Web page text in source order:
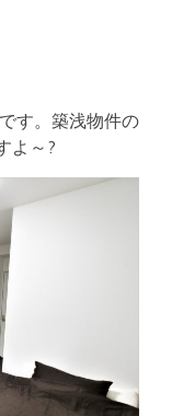
す。築浅物件の
よ～?